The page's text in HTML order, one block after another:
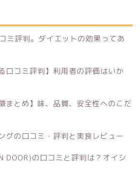
ミ評判。ダイエットの効果ってあ
口コミ評判】利用者の評価はいか
まとめ】味、品質、安全性へのこだ
グの口コミ・評判と実食レビュー
DOOR)の口コミと評判は？オイシ